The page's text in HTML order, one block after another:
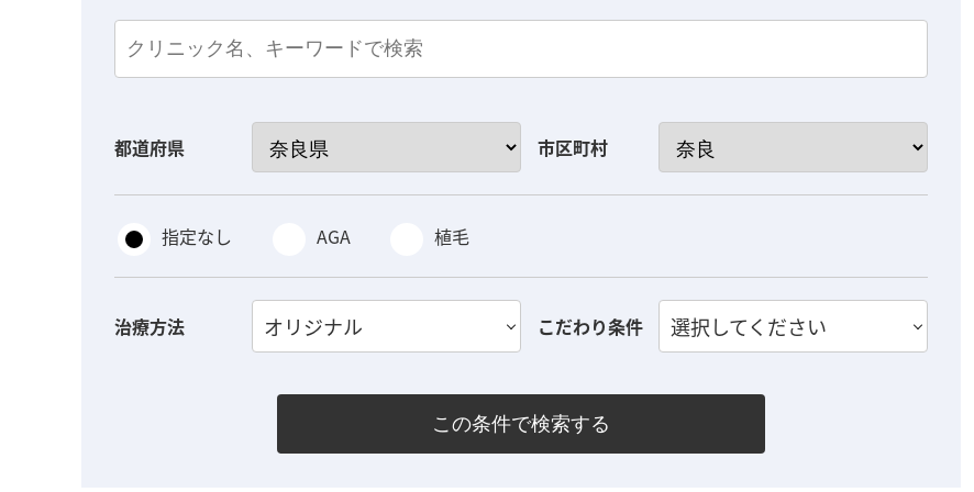
都道府県 市区町村
指定なし AGA 植毛
治療方法 オリジナル こだわり条件 選択してください
この条件で検索する